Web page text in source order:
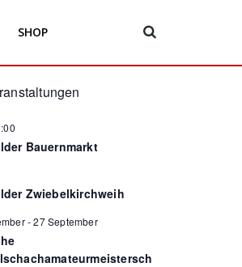
SHOP
Bauernmarkt
Zwiebelkirchweih
-27 September